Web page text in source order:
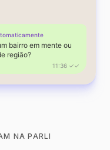
bairro em mente ou
região?
11:36 ✓✓
NA PARLI